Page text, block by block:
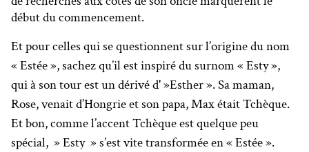
début du commencement.
Et pour celles qui se questionnent sur l’origine du nom
« Estée », sachez qu’il est inspiré du surnom « Esty »,
qui à son tour est un dérivé d' »Esther ». Sa maman,
Rose, venait d’Hongrie et son papa, Max était Tchèque.
Et bon, comme l’accent Tchèque est quelque peu
spécial, » Esty » s’est vite transformée en « Estée ».